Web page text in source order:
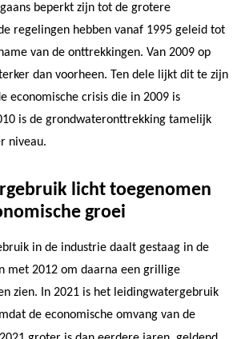
beperkt zijn tot de grotere
regelingen hebben vanaf 1995 geleid tot
van de onttrekkingen. Van 2009 op
dan voorheen. Ten dele lijkt dit te zijn
economische crisis die in 2009 is
is de grondwateronttrekking tamelijk
niveau.
licht toegenomen
groei
in de industrie daalt gestaag in de
met 2012 om daarna een grillige
zien. In 2021 is het leidingwatergebruik
de economische omvang van de